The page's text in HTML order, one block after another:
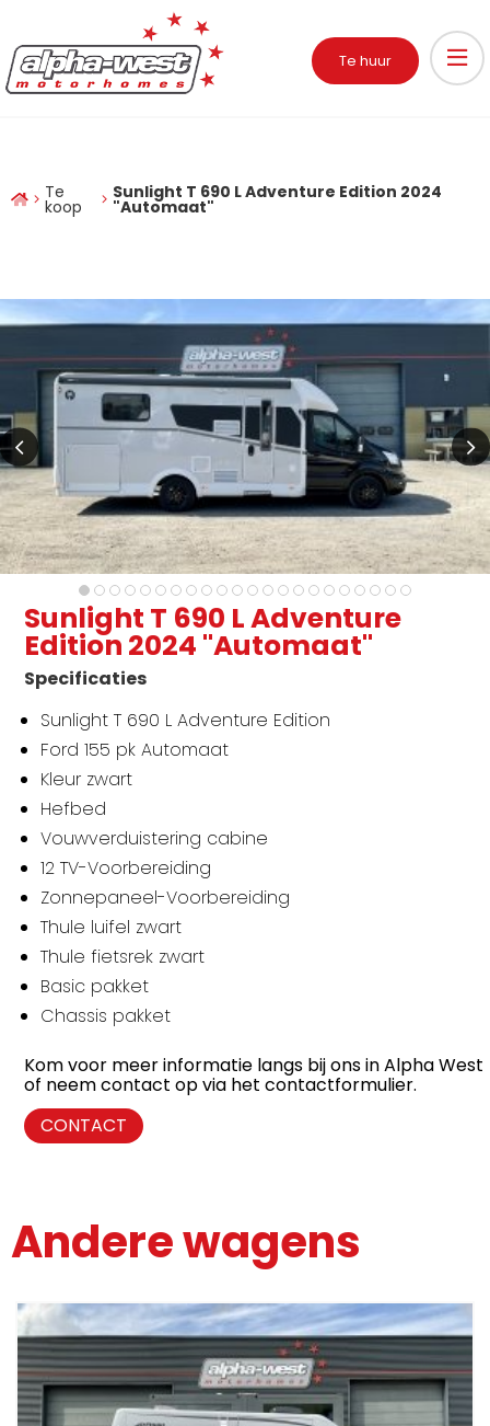
Te huur
Te
koop
Sunlight T 690 L Adventure Edition 2024
"Automaat"
Sunlight T 690 L Adventure
Edition 2024 "Automaat"
Specificaties
Sunlight T 690 L Adventure Edition
Ford 155 pk Automaat
Kleur zwart
Hefbed
Vouwverduistering cabine
12 TV-Voorbereiding
Zonnepaneel-Voorbereiding
Thule luifel zwart
Thule fietsrek zwart
Basic pakket
Chassis pakket
Kom voor meer informatie langs bij ons in Alpha West
of neem contact op via het contactformulier.
CONTACT
Andere wagens